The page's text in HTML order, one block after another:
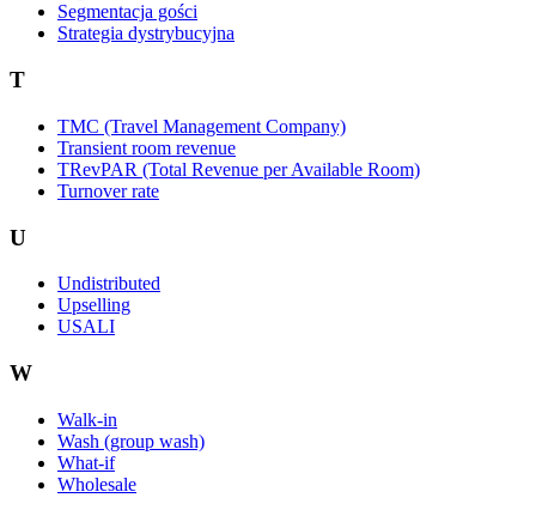
Segmentacja gości
Strategia dystrybucyjna
T
TMC (Travel Management Company)
Transient room revenue
TRevPAR (Total Revenue per Available Room)
Turnover rate
U
Undistributed
Upselling
USALI
W
Walk-in
Wash (group wash)
What-if
Wholesale